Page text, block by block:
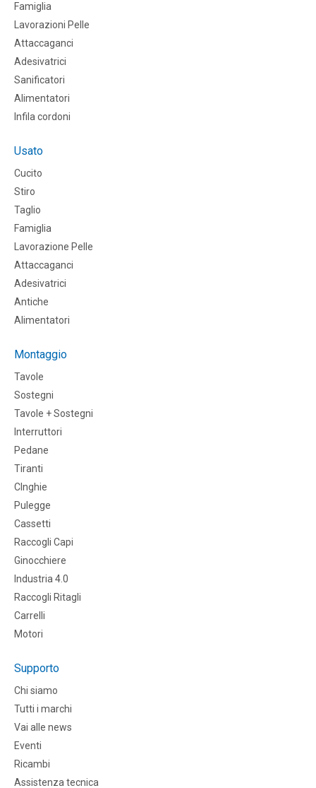
Famiglia
Lavorazioni Pelle
Attaccaganci
Adesivatrici
Sanificatori
Alimentatori
Infila cordoni
Usato
Cucito
Stiro
Taglio
Famiglia
Lavorazione Pelle
Attaccaganci
Adesivatrici
Antiche
Alimentatori
Montaggio
Tavole
Sostegni
Tavole + Sostegni
Interruttori
Pedane
Tiranti
CInghie
Pulegge
Cassetti
Raccogli Capi
Ginocchiere
Industria 4.0
Raccogli Ritagli
Carrelli
Motori
Supporto
Chi siamo
Tutti i marchi
Vai alle news
Eventi
Ricambi
Assistenza tecnica